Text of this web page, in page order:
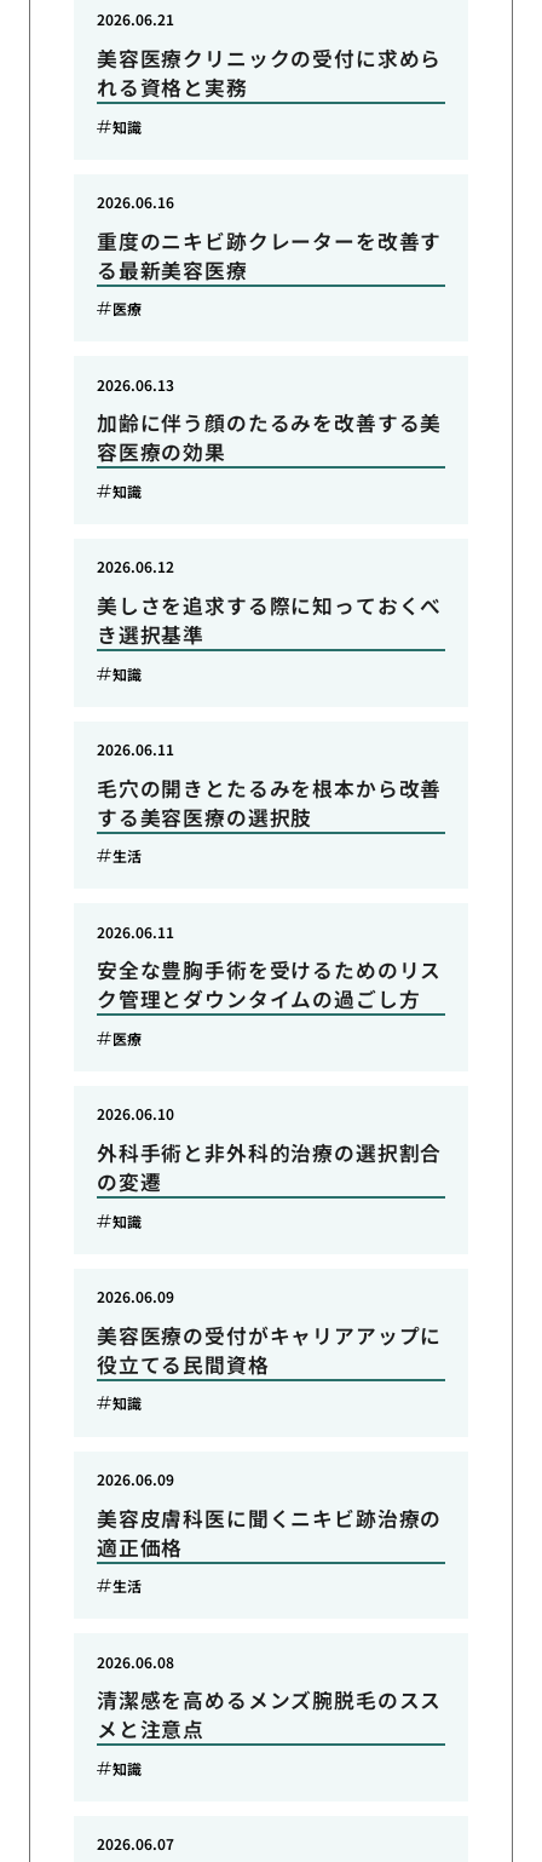
美容医療クリニックの受付に求めら
れる資格と実務
2026.06.21
知識
重度のニキビ跡クレーターを改善す
る最新美容医療
2026.06.16
医療
加齢に伴う顔のたるみを改善する美
容医療の効果
2026.06.13
知識
美しさを追求する際に知っておくべ
き選択基準
2026.06.12
知識
毛穴の開きとたるみを根本から改善
する美容医療の選択肢
2026.06.11
生活
安全な豊胸手術を受けるためのリス
ク管理とダウンタイムの過ごし方
2026.06.11
医療
外科手術と非外科的治療の選択割合
の変遷
2026.06.10
知識
美容医療の受付がキャリアアップに
役立てる民間資格
2026.06.09
知識
美容皮膚科医に聞くニキビ跡治療の
適正価格
2026.06.09
生活
清潔感を高めるメンズ腕脱毛のスス
メと注意点
2026.06.08
知識
2026.06.07